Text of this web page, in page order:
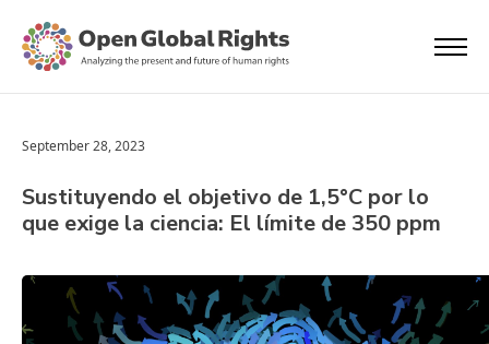
September 28, 2023
Sustituyendo el objetivo de 1,5°C por lo
que exige la ciencia: El límite de 350 ppm